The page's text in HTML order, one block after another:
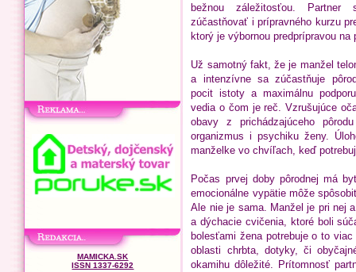
MAMICKA.SK
ISSN 1337-6292
bežnou záležitosťou. Partner
zúčastňovať i prípravného kurzu
ktorý je výbornou predprípravou na
Už samotný fakt, že je manžel
a intenzívne sa zúčastňuje
pocit istoty a maximálnu
vedia o čom je reč. Vzrušujúce
obavy z prichádzajúceho
organizmus i psychiku ženy.
manželke vo chvíľach, keď
Počas prvej doby pôrodnej má
emocionálne vypätie môže
Ale nie je sama. Manžel je pri nej
a dýchacie cvičenia, ktoré boli
bolesťami žena potrebuje o to
oblasti chrbta, dotyky, či
okamihu dôležité. Prítomnosť